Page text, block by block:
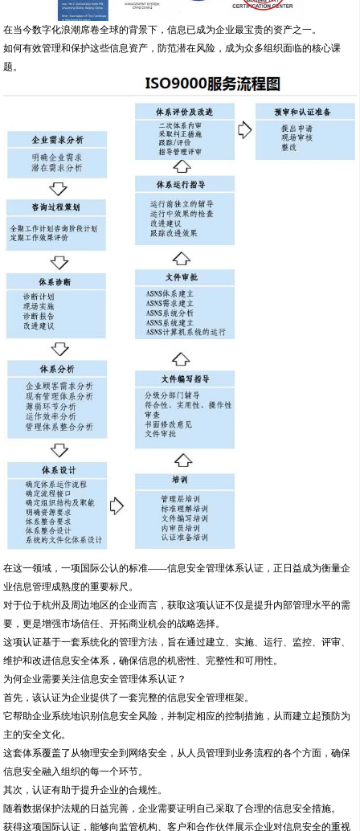
在当今数字化浪潮席卷全球的背景下，信息已成为企业最宝贵的资产之一。
如何有效管理和保护这些信息资产，防范潜在风险，成为众多组织面临的核心课
题。
在这一领域，一项国际公认的标准——信息安全管理体系认证，正日益成为衡量企
业信息管理成熟度的重要标尺。
对于位于杭州及周边地区的企业而言，获取这项认证不仅是提升内部管理水平的需
要，更是增强市场信任、开拓商业机会的战略选择。
这项认证基于一套系统化的管理方法，旨在通过建立、实施、运行、监控、评审、
维护和改进信息安全体系，确保信息的机密性、完整性和可用性。
为何企业需要关注信息安全管理体系认证？
首先，该认证为企业提供了一套完整的信息安全管理框架。
它帮助企业系统地识别信息安全风险，并制定相应的控制措施，从而建立起预防为
主的安全文化。
这套体系覆盖了从物理安全到网络安全，从人员管理到业务流程的各个方面，确保
信息安全融入组织的每一个环节。
其次，认证有助于提升企业的合规性。
随着数据保护法规的日益完善，企业需要证明自己采取了合理的信息安全措施。
获得这项国际认证，能够向监管机构、客户和合作伙伴展示企业对信息安全的重视